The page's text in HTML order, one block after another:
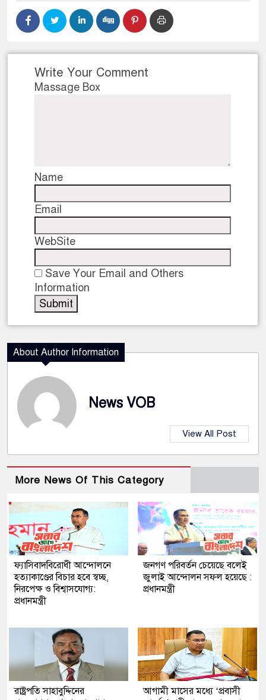
Write Your Comment
Massage Box
Name
Email
WebSite
Save Your Email and Others
Information
About Author Information
News VOB
View All Post
More News Of This Category
ফ্যাসিবাদবিরোধী আন্দোলনে
হত্যাকাণ্ডের বিচার হবে স্বচ্ছ,
নিরপেক্ষ ও বিশ্বাসযোগ্য:
প্রধানমন্ত্রী
জনগণ পরিবর্তন চেয়েছে বলেই
জুলাই আন্দোলন সফল হয়েছে :
প্রধানমন্ত্রী
রাষ্ট্রপতি সাহাবুদ্দিনের
আগামী মাসের মধ্যে ‘প্রবাসী